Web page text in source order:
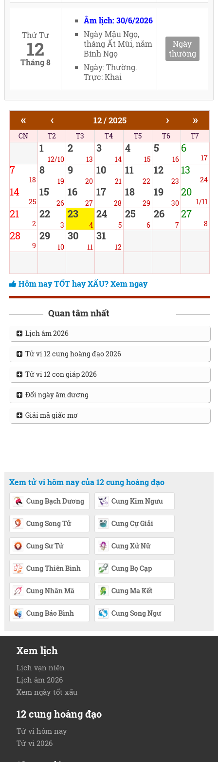
Thứ Tư
12
Tháng 8
Âm lịch: 30/6/2026
Ngày Mậu Ngọ,
tháng Ất Mùi, năm
Bính Ngọ
Ngày: Thường.
Trực: Khai
Ngày
thường
« ‹ 12 / 2025 › »
CN T2 T3 T4 T5 T6 T7
1
12/10
2
13
3
14
4
15
5
16
6
17
7
18
8
19
9
20
10
21
11
22
12
23
13
24
14
25
15
26
16
27
17
28
18
29
19
30
20
1/11
21
2
22
3
23
4
24
5
25
6
26
7
27
8
28
9
29
10
30
11
31
12
Hôm nay TỐT hay XẤU? Xem ngay
Quan tâm nhất
Lịch âm 2026
Tử vi 12 cung hoàng đạo 2026
Tử vi 12 con giáp 2026
Đổi ngày âm dương
Giải mã giấc mơ
Xem tử vi hôm nay của 12 cung hoàng đạo
Cung Bạch Dương Cung Kim Ngưu
Cung Song Tử Cung Cự Giải
Cung Sư Tử Cung Xử Nữ
Cung Thiên Bình Cung Bọ Cạp
Cung Nhân Mã Cung Ma Kết
Cung Bảo Bình Cung Song Ngư
Xem lịch
Lịch vạn niên
Lịch âm 2026
Xem ngày tốt xấu
12 cung hoàng đạo
Tử vi hôm nay
Tử vi 2026